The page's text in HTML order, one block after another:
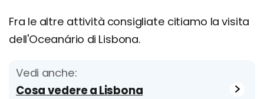
Fra le altre attività consigliate citiamo la visita
dell'Oceanário di Lisbona.
Vedi anche:
Cosa vedere a Lisbona